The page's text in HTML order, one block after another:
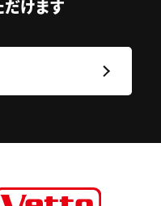
けます